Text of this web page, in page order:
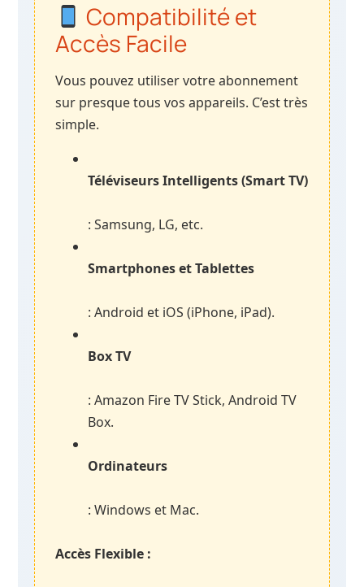
Compatibilité et
Accès Facile
Vous pouvez utiliser votre abonnement
sur presque tous vos appareils. C’est très
simple.
Téléviseurs Intelligents (Smart TV)
: Samsung, LG, etc.
Smartphones et Tablettes
: Android et iOS (iPhone, iPad).
Box TV
: Amazon Fire TV Stick, Android TV
Box.
Ordinateurs
: Windows et Mac.
Accès Flexible :